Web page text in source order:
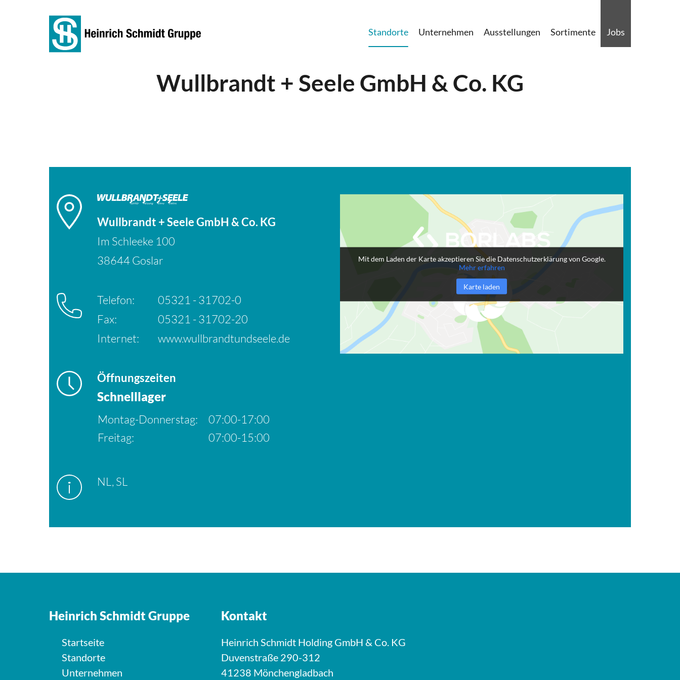
Standorte Unternehmen Ausstellungen Sortimente Jobs
Wullbrandt + Seele GmbH & Co. KG
Wullbrandt + Seele GmbH & Co. KG
Im Schleeke 100
38644 Goslar
Telefon:
05321 - 31702-0
Fax:
05321 - 31702-20
Internet:
www.wullbrandtundseele.de
Öffnungszeiten
Schnelllager
Montag-Donnerstag:
07:00-17:00
Freitag:
07:00-15:00
NL, SL
Mit dem Laden der Karte akzeptieren Sie die Datenschutzerklärung von Google.
Mehr erfahren
Karte laden
Heinrich Schmidt Gruppe
Startseite
Standorte
Unternehmen
Kontakt
Heinrich Schmidt Holding GmbH & Co. KG
Duvenstraße 290-312
41238 Mönchengladbach